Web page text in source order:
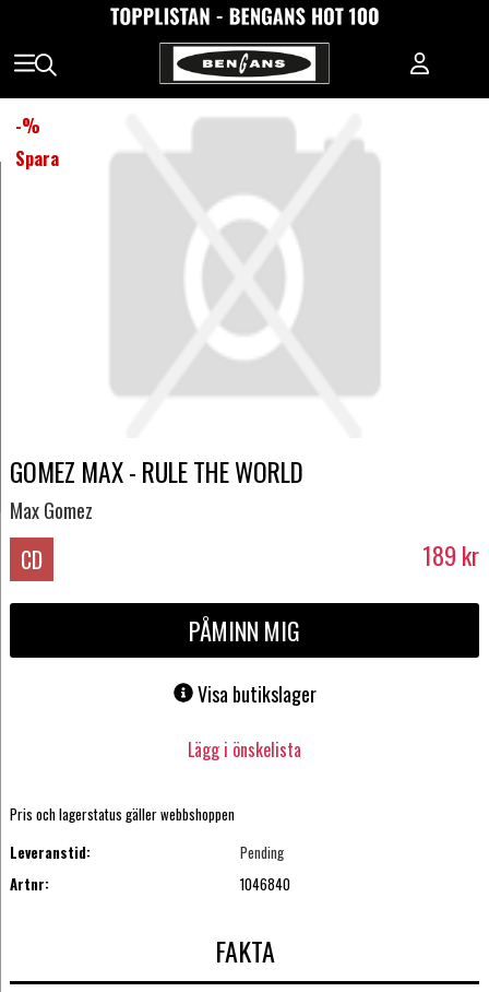
-%
Spara
GOMEZ MAX - RULE THE WORLD
Max Gomez
CD 189 kr
PÅMINN MIG
Visa butikslager
Lägg i önskelista
Pris och lagerstatus gäller webbshoppen
Leveranstid:
Pending
Artnr:
1046840
FAKTA